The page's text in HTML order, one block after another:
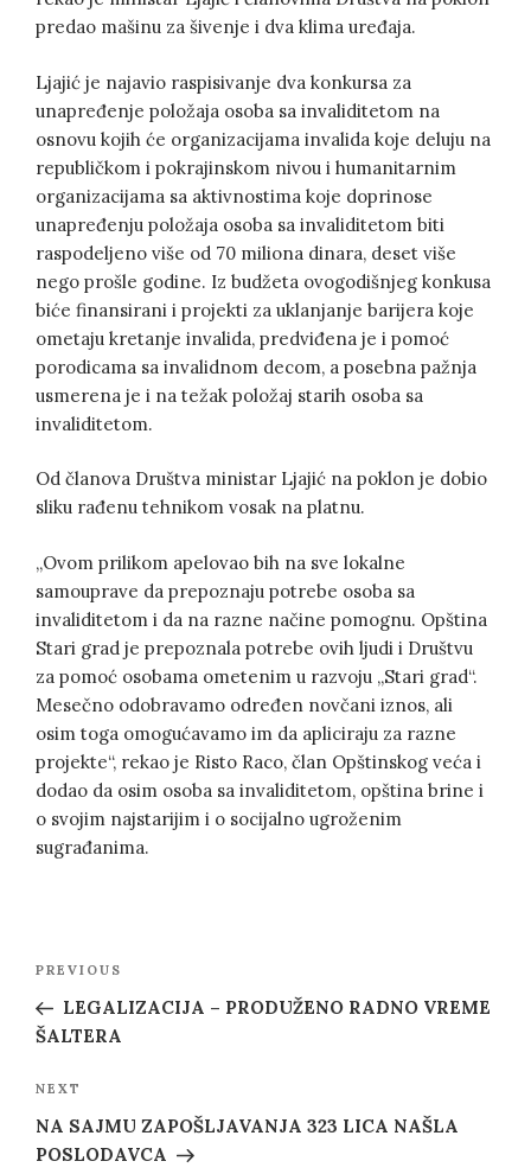
predao mašinu za šivenje i dva klima uređaja.
Ljajić je najavio raspisivanje dva konkursa za
unapređenje položaja osoba sa invaliditetom na
osnovu kojih će organizacijama invalida koje deluju na
republičkom i pokrajinskom nivou i humanitarnim
organizacijama sa aktivnostima koje doprinose
unapređenju položaja osoba sa invaliditetom biti
raspodeljeno više od 70 miliona dinara, deset više
nego prošle godine. Iz budžeta ovogodišnjeg konkusa
biće finansirani i projekti za uklanjanje barijera koje
ometaju kretanje invalida, predviđena je i pomoć
porodicama sa invalidnom decom, a posebna pažnja
usmerena je i na težak položaj starih osoba sa
invaliditetom.
Od članova Društva ministar Ljajić na poklon je dobio
sliku rađenu tehnikom vosak na platnu.
„Ovom prilikom apelovao bih na sve lokalne
samouprave da prepoznaju potrebe osoba sa
invaliditetom i da na razne načine pomognu. Opština
Stari grad je prepoznala potrebe ovih ljudi i Društvu
za pomoć osobama ometenim u razvoju „Stari grad“.
Mesečno odobravamo određen novčani iznos, ali
osim toga omogućavamo im da apliciraju za razne
projekte“, rekao je Risto Raco, član Opštinskog veća i
dodao da osim osoba sa invaliditetom, opština brine i
o svojim najstarijim i o socijalno ugroženim
sugrađanima.
Post
Previous
Post
PREVIOUS
LEGALIZACIJA – PRODUŽENO RADNO VREME
ŠALTERA
Next
Post
NEXT
NA SAJMU ZAPOŠLJAVANJA 323 LICA NAŠLA
POSLODAVCA